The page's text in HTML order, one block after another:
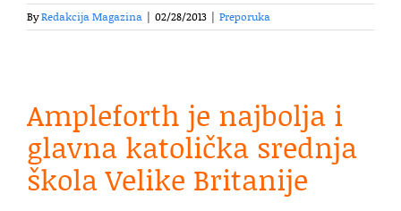
ByRedakcija Magazina 02/28/2013 Preporuka
Ampleforth je najbolja i
glavna katolička srednja
škola Velike Britanije